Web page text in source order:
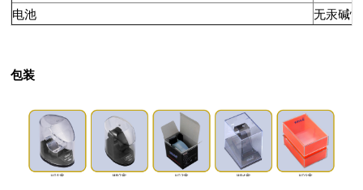
电池
无汞碱
包装